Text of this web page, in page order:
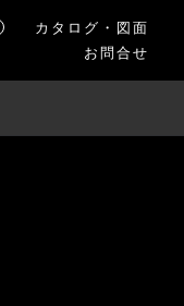
カタログ・図面
お問合せ